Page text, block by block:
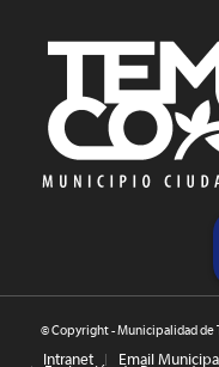
© Copyright - Municipalidad de
Intranet Email